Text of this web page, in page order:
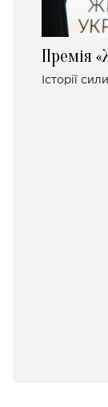
Премія
Історії